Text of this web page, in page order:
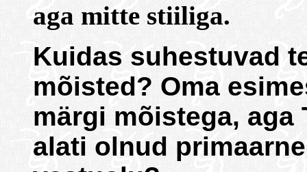
aga mitte stiiliga.
Kuidas suhestuvad
mõisted? Oma
märgi mõistega, aga
alati olnud